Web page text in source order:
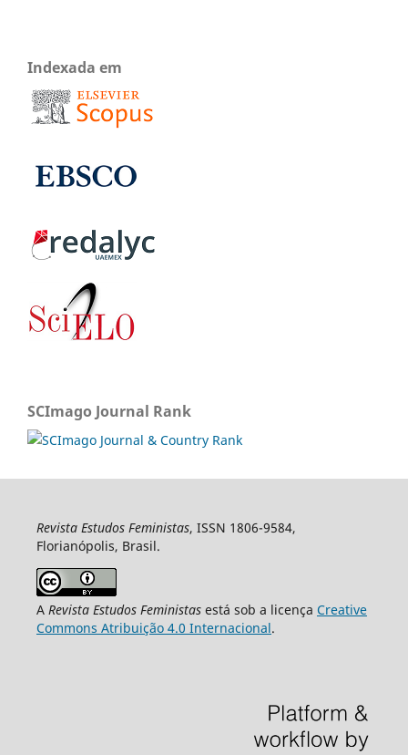
Indexada em
SCImago Journal Rank
Revista Estudos Feministas, ISSN 1806-9584,
Florianópolis, Brasil.
A Revista Estudos Feministasestá sob a licença Creative
Commons Atribuição 4.0 Internacional.